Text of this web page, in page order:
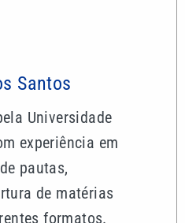
Santos
Universidade
experiência em
pautas,
de matérias
formatos.